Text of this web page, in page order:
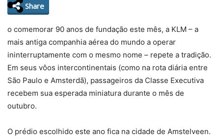
Share
o comemorar 90 anos de fundação este mês, a KLM – a
mais antiga companhia aérea do mundo a operar
ininterruptamente com o mesmo nome – repete a tradição.
Em seus vôos intercontinentais (como na rota diária entre
São Paulo e Amsterdã), passageiros da Classe Executiva
recebem sua esperada miniatura durante o mês de
outubro.
O prédio escolhido este ano fica na cidade de Amstelveen.